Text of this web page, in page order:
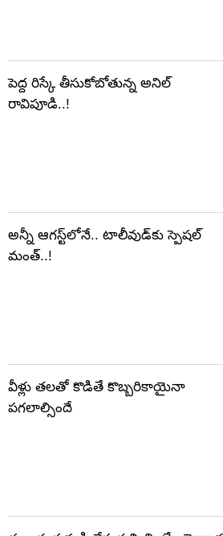
పెద్ద రిస్కే తీసుకోబోతున్న అనిల్
రావిపూడి..!
అన్నీ ఆగస్ట్‌లోనే.. టాలీవుడ్‌కు స్పెషల్
మంత్..!
వీళ్లు తలతో కొడితే కొబ్బరికాయైనా
పగలాల్సిందే